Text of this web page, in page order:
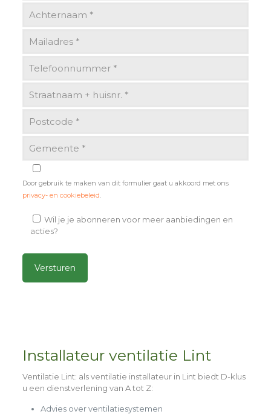
Door gebruik te maken van dit formulier gaat u akkoord met ons
privacy- en cookiebeleid
Wil je je abonneren voor meer aanbiedingen en
acties?
Installateur ventilatie Lint
Ventilatie Lint: als ventilatie installateur in Lint biedt D-klus
u een dienstverlening van A tot Z:
Advies over ventilatiesystemen